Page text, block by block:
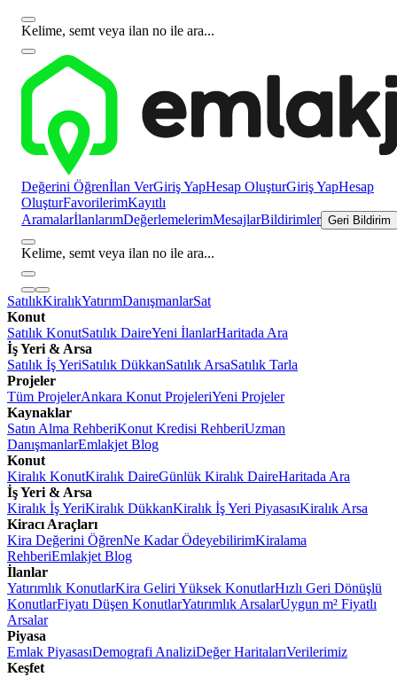
Kelime, semt veya ilan no ile ara...
Değerini Öğrenİlan VerGiriş YapHesap OluşturGiriş YapHesap
OluşturFavorilerimKayıtlı
AramalarİlanlarımDeğerlemelerimMesajlarBildirimler Geri Bildirim
Kelime, semt veya ilan no ile ara...
SatılıkKiralıkYatırımDanışmanlarSat
Konut
Satılık KonutSatılık DaireYeni İlanlarHaritada Ara
İş Yeri & Arsa
Satılık İş YeriSatılık DükkanSatılık ArsaSatılık Tarla
Projeler
Tüm ProjelerAnkara Konut ProjeleriYeni Projeler
Kaynaklar
Satın Alma RehberiKonut Kredisi RehberiUzman
DanışmanlarEmlakjet Blog
Konut
Kiralık KonutKiralık DaireGünlük Kiralık DaireHaritada Ara
İş Yeri & Arsa
Kiralık İş YeriKiralık DükkanKiralık İş Yeri PiyasasıKiralık Arsa
Kiracı Araçları
Kira Değerini ÖğrenNe Kadar ÖdeyebilirimKiralama
RehberiEmlakjet Blog
İlanlar
Yatırımlık KonutlarKira Geliri Yüksek KonutlarHızlı Geri Dönüşlü
KonutlarFiyatı Düşen KonutlarYatırımlık ArsalarUygun m² Fiyatlı
Arsalar
Piyasa
Emlak PiyasasıDemografi AnaliziDeğer HaritalarıVerilerimiz
Keşfet